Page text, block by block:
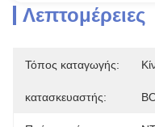
Λεπτομέρειες
Τόπος καταγωγής:
κατασκευαστής: